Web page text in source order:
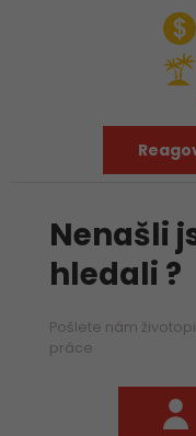
plocho nebo kulato –
Nenašli
hledali ?
Pošlete nám
práce